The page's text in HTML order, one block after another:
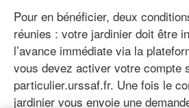
Pour en bénéficier, deux
réunies : votre jardinier doit être
l’avance immédiate via la
vous devez activer votre compte
particulier.urssaf.fr. Une fois le
jardinier vous envoie une